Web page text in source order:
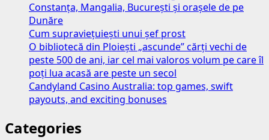
Constanța, Mangalia, București și orașele de pe
Dunăre
Cum supraviețuiești unui șef prost
O bibliotecă din Ploiești „ascunde” cărți vechi de
peste 500 de ani, iar cel mai valoros volum pe care îl
poți lua acasă are peste un secol
Candyland Casino Australia: top games, swift
payouts, and exciting bonuses
Categories